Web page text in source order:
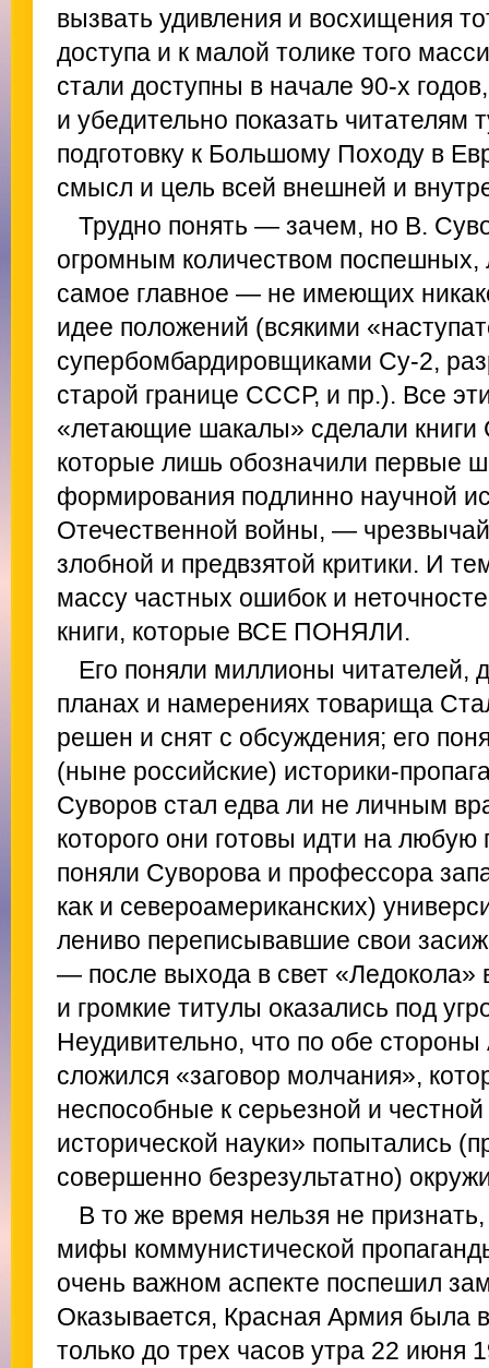
вызвать удивления и восхищения
доступа и к малой толике того
стали доступны в начале 90-х
и убедительно показать читателям
подготовку к Большому Походу в
смысл и цель всей внешней и
Трудно понять — зачем, но В.
огромным количеством
самое главное — не имеющих
идее положений (всякими
супербомбардировщиками Су-2,
старой границе СССР, и пр.). Все
«летающие шакалы» сделали книги
которые лишь обозначили первые
формирования подлинно научной
Отечественной войны, —
злобной и предвзятой критики. И
массу частных ошибок и
книги, которые ВСЕ ПОНЯЛИ.
Его поняли миллионы читателей,
планах и намерениях товарища
решен и снят с обсуждения; его
(ныне российские) историки-
Суворов стал едва ли не личным
которого они готовы идти на любую
поняли Суворова и профессора
как и североамериканских)
лениво переписывавшие свои
— после выхода в свет «Ледокола»
и громкие титулы оказались под
Неудивительно, что по обе
сложился «заговор молчания»,
неспособные к серьезной и
исторической науки» попытались
совершенно безрезультатно)
В то же время нельзя не
мифы коммунистической
очень важном аспекте поспешил
Оказывается, Красная Армия была
только до трех часов утра 22 июня